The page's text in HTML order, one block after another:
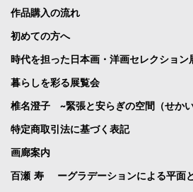
作品購入の流れ
初めての方へ
時代を担った日本画・洋画セレクション
暮らしを彩る展覧会
椎名澄子 ~緊張と安らぎの空間（せか
特定商取引法に基づく表記
画廊案内
百瀬 寿 ーグラデーションによる平面